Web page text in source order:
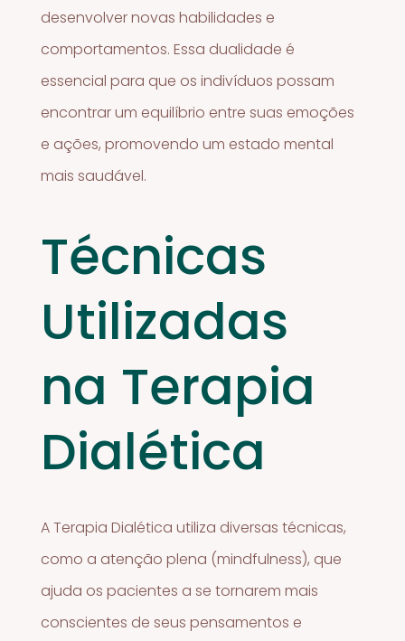
desenvolver novas habilidades e
comportamentos. Essa dualidade é
essencial para que os indivíduos possam
encontrar um equilíbrio entre suas emoções
e ações, promovendo um estado mental
mais saudável.
Técnicas
Utilizadas
na Terapia
Dialética
A Terapia Dialética utiliza diversas técnicas,
como a atenção plena (mindfulness), que
ajuda os pacientes a se tornarem mais
conscientes de seus pensamentos e